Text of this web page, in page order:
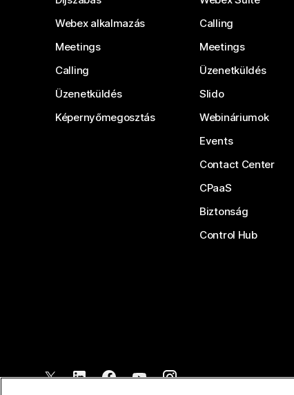
Webex alkalmazás
Meetings
Calling
Üzenetküldés
Képernyőmegosztás
Calling
Meetings
Üzenetküldés
Slido
Webináriumok
Events
Contact Center
CPaaS
Biztonság
Control Hub